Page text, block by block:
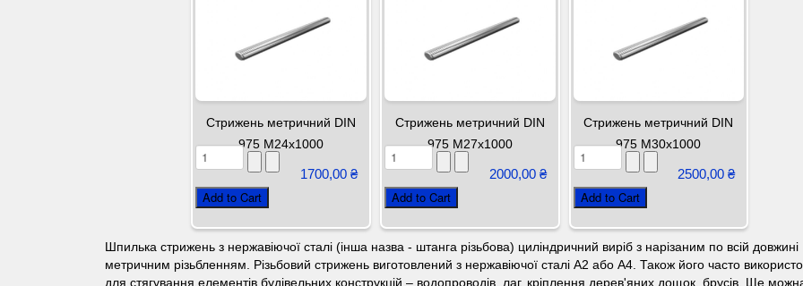
Стрижень метричний DIN
975 М24х1000
1700,00 ₴
Стрижень метричний DIN
975 М27х1000
2000,00 ₴
Стрижень метричний DIN
975 М30х1000
2500,00 ₴
Шпилька стрижень з нержавіючої сталі (інша назва - штанга різьбова) циліндричний виріб з нарізаним по всій довжині
метричним різьбленням. Різьбовий стрижень виготовлений з нержавіючої сталі А2 або А4. Також його часто
для стягування елементів будівельних конструкцій – водопроводів, лаг, кріплення дерев'яних дощок, брусів. Ще